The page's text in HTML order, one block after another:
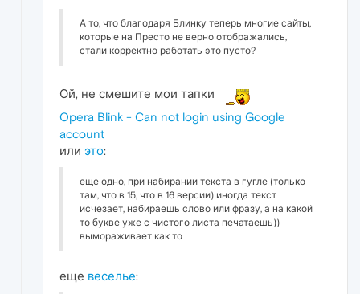
А то, что благодаря Блинку теперь многие сайты,
которые на Престо не верно отображались,
стали корректно работать это пусто?
Ой, не смешите мои тапки
Opera Blink - Can not login using Google
account
или это:
еще одно, при набирании текста в гугле (только
там, что в 15, что в 16 версии) иногда текст
исчезает, набираешь слово или фразу, а на какой
то букве уже с чистого листа печатаешь))
вымораживает как то
еще веселье: